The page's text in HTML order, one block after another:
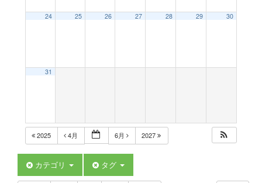
24 25 26 27 28 29 30
31
2025 4月 6月 2027
カテゴリ タグ